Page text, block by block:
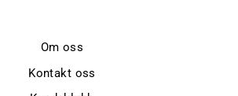
Om oss
Kontakt oss